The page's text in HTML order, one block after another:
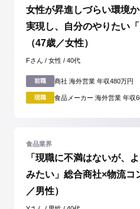
女性が昇進しづらい環境
実現し、自分のやりたい
（47歳／女性）
Fさん / 女性 / 40代
前職 商社 海外営業 年収480万円
現職 食品メーカー 海外営業 年収
食品業界
「現職に不満はないが、
みたい」総合商社×物流コ
／男性）